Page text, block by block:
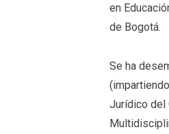
en
de Bogotá.
Se ha
Jurídico del